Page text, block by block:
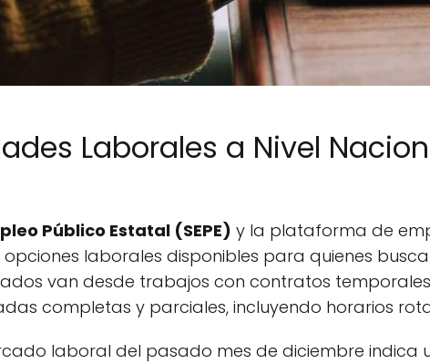
Laborales a Nivel
Público Estatal (SEPE) y la plataforma de
laborales disponibles para quienes
van desde trabajos con contratos
completas y parciales, incluyendo horarios
laboral del pasado mes de diciembre indica